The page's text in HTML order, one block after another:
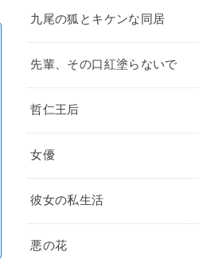
九尾の狐とキケンな同居
先輩、その口紅塗らないで
哲仁王后
女優
彼女の私生活
悪の花